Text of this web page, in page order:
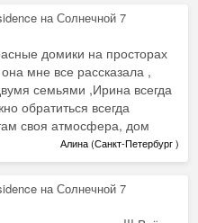
на Солнечной 7
домики на просторах
мне все рассказала ,
семьями ,Ирина всегда
обратиться всегда
своя атмосфера, дом
нужно имеется , бассейн с
, анимация !
Алина (Санкт-Петербург )
на Солнечной 7